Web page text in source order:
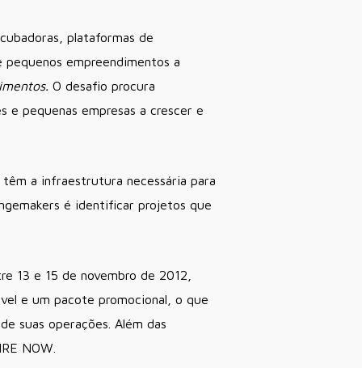
plataformas de
empreendimentos a
O desafio procura
e pequenas empresas a crescer e
a infraestrutura necessária para
é identificar projetos que
13 e 15 de novembro de 2012,
e um pacote promocional, o que
suas operações. Além das
NOW.